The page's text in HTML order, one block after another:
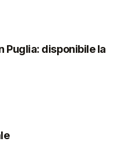
Puglia: disponibile la